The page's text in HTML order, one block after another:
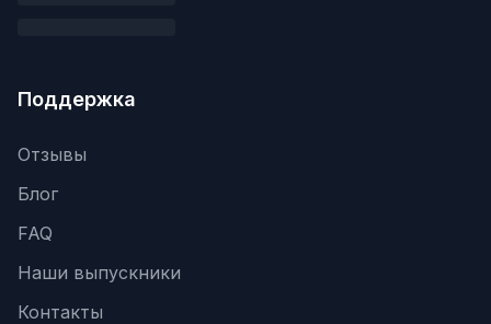
Поддержка
Отзывы
Блог
FAQ
Наши выпускники
Контакты